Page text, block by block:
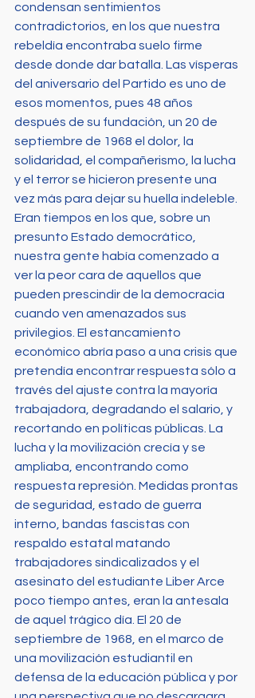
condensan sentimientos
contradictorios, en los que nuestra
rebeldía encontraba suelo firme
desde donde dar batalla. Las vísperas
del aniversario del Partido es uno de
esos momentos, pues 48 años
después de su fundación, un 20 de
septiembre de 1968 el dolor, la
solidaridad, el compañerismo, la lucha
y el terror se hicieron presente una
vez más para dejar su huella indeleble.
Eran tiempos en los que, sobre un
presunto Estado democrático,
nuestra gente había comenzado a
ver la peor cara de aquellos que
pueden prescindir de la democracia
cuando ven amenazados sus
privilegios. El estancamiento
económico abría paso a una crisis que
pretendía encontrar respuesta sólo a
través del ajuste contra la mayoría
trabajadora, degradando el salario, y
recortando en políticas públicas. La
lucha y la movilización crecía y se
ampliaba, encontrando como
respuesta represión. Medidas prontas
de seguridad, estado de guerra
interno, bandas fascistas con
respaldo estatal matando
trabajadores sindicalizados y el
asesinato del estudiante Liber Arce
poco tiempo antes, eran la antesala
de aquel trágico día. El 20 de
septiembre de 1968, en el marco de
una movilización estudiantil en
defensa de la educación pública y por